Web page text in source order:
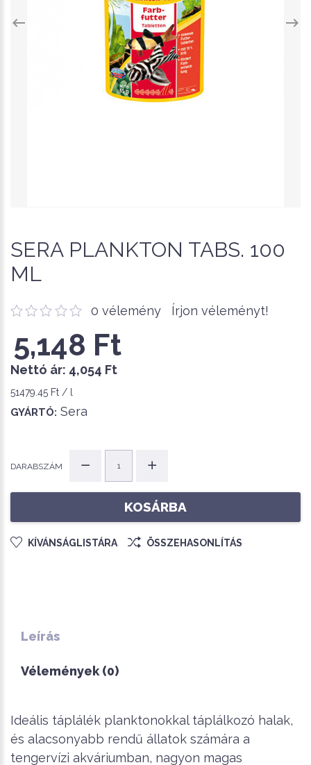
SERA PLANKTON TABS. 100
ML
0 vélemény Írjon véleményt!
5,148 Ft
Nettó ár: 4,054 Ft
51479.45 Ft / l
GYÁRTÓ: Sera
DARABSZÁM
KOSÁRBA
KÍVÁNSÁGLISTÁRA ÖSSZEHASONLÍTÁS
Leírás
Vélemények (0)
Ideális táplálék planktonokkal táplálkozó halak,
és alacsonyabb rendű állatok számára a
tengervízi akváriumban, nagyon magas